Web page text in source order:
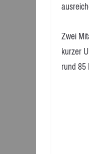
Zwei
kurzer
rund